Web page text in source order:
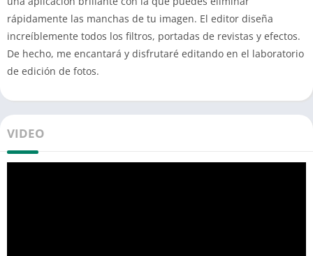
rápidamente las manchas de tu imagen. El editor diseña
increíblemente todos los filtros, portadas de revistas y efectos.
De hecho, me encantará y disfrutaré editando en el laboratorio
de edición de fotos.
VIDEO